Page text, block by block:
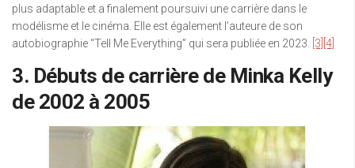
plus adaptable et a finalement poursuivi une carrière dans le
modélisme et le cinéma. Elle est également l’auteure de son
autobiographie “Tell Me Everything” qui sera publiée en 2023.
[3] [4]
3. Débuts de carrière de Minka Kelly
de 2002 à 2005